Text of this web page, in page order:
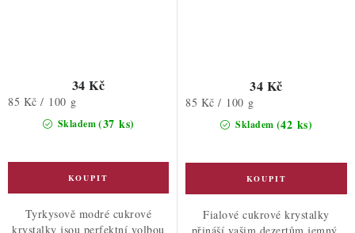
Skladem(37 ks)
34 Kč
Měrná
85 Kč / 100 g
Tyrkysově modré cukrové
krystalky jsou perfektní volbou
Skladem (42 ks)
34 Kč
Měrná
85 Kč / 100 g
Fialové cukrové krystalky